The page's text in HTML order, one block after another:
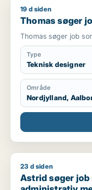
Thomas søger job
19 d siden
Thomas søger
Thomas søger job
Type
Teknisk designer
Område
Nordjylland,
Astrid søger job
23 d siden
Astrid søger job